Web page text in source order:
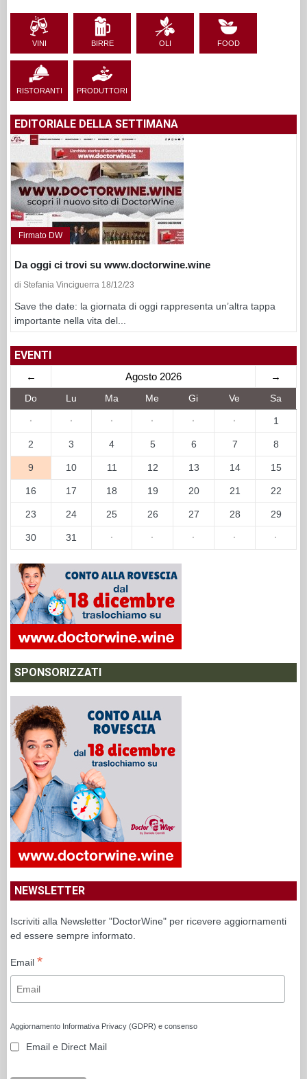
VINI BIRRE OLI FOOD
RISTORANTI PRODUTTORI
EDITORIALE DELLA SETTIMANA
Firmato DW
Da oggi ci trovi su www.doctorwine.wine
di Stefania Vinciguerra 18/12/23
Save the date: la giornata di oggi rappresenta un’altra tappa
importante nella vita del...
EVENTI
← Agosto 2026 →
Do Lu Ma Me Gi Ve Sa
· · · · · · 1
2 3 4 5 6 7 8
9 10 11 12 13 14 15
16 17 18 19 20 21 22
23 24 25 26 27 28 29
30 31 · · · · ·
SPONSORIZZATI
NEWSLETTER
Iscriviti alla Newsletter "DoctorWine" per ricevere aggiornamenti
ed essere sempre informato.
Email *
Aggiornamento Informativa Privacy (GDPR) e consenso
Email e Direct Mail